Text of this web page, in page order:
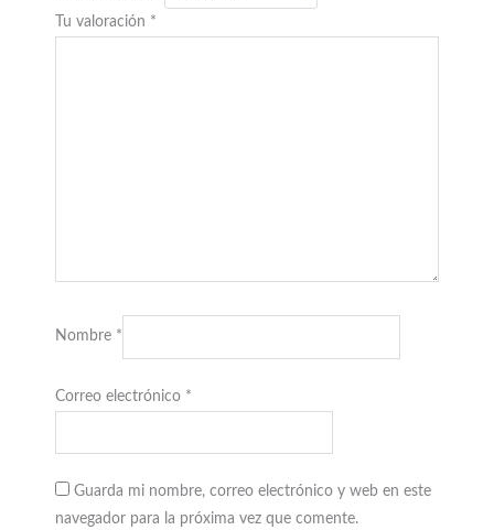
Tu valoración *
Nombre *
Correo electrónico *
Guarda mi nombre, correo electrónico y web en este
navegador para la próxima vez que comente.